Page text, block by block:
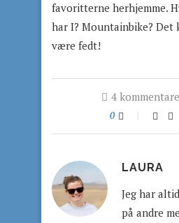
favoritterne herhjemme.
har I? Mountainbike? Det
være fedt!
4
0
LAURA
Jeg har
på andre